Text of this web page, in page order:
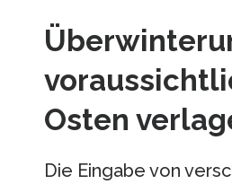
Osten
Die Eingabe von